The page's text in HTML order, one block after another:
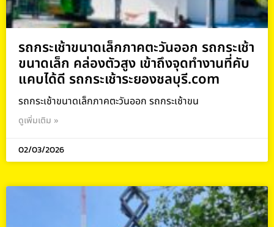
รถกระเช้าขนาดเล็กภาคตะวันออก รถกระเช้า
ขนาดเล็ก คล่องตัวสูง เข้าถึงจุดทำงานที่คับ
แคบได้ดี รถกระเช้าระยองชลบุรี.com
รถกระเช้าขนาดเล็กภาคตะวันออก รถกระเช้าขน
ดูเพิ่มเติม »
02/03/2026